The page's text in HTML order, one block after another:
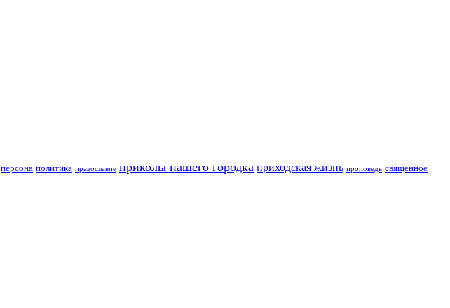
персона политика православие приколы нашего городка приходская жизнь проповедь священное